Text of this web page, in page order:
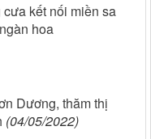
kết nối miền sa
hoa
Dương, thăm thị
(04/05/2022)